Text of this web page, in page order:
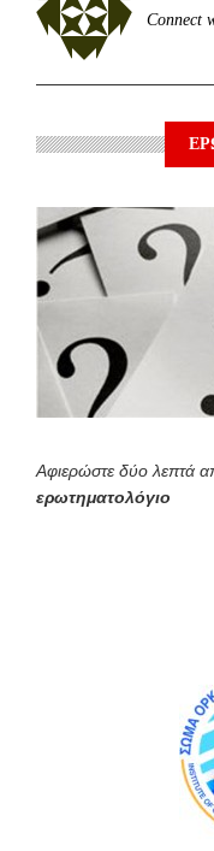
Connect
Αφιερώστε δύο λεπτά
ερωτηματολόγιο